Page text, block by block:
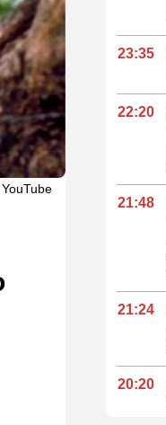
23:35
22:20
21:48
21:24
20:20